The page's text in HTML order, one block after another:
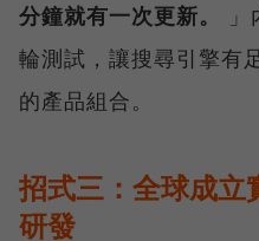
分鐘就有一次更新。
輪測試，讓搜尋引擎有
的產品組合。
招式三：全球成立
研發